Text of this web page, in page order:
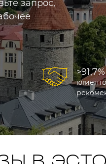
запрос,
>91,7%